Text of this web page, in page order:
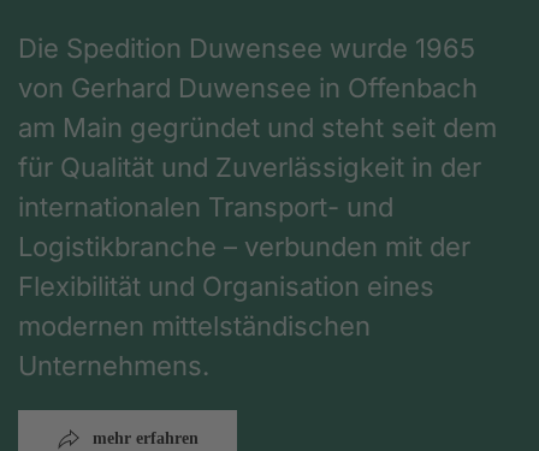
Die Spedition Duwensee wurde 1965
von Gerhard Duwensee in Offenbach
am Main gegründet und steht seit dem
für Qualität und Zuverlässigkeit in der
internationalen Transport- und
Logistikbranche – verbunden mit der
Flexibilität und Organisation eines
modernen mittelständischen
Unternehmens.
mehr erfahren